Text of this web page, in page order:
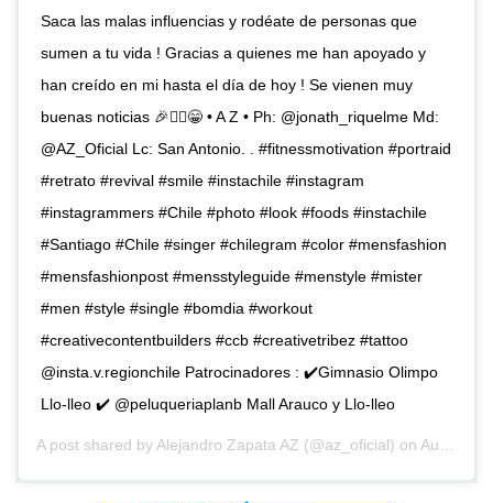
Saca las malas influencias y rodéate de personas que
sumen a tu vida ! Gracias a quienes me han apoyado y
han creído en mi hasta el día de hoy ! Se vienen muy
buenas noticias 🎉☝🏼😁 • A Z • Ph: @jonath_riquelme Md:
@AZ_Oficial Lc: San Antonio. . #fitnessmotivation #portraid
#retrato #revival #smile #instachile #instagram
#instagrammers #Chile #photo #look #foods #instachile
#Santiago #Chile #singer #chilegram #color #mensfashion
#mensfashionpost #mensstyleguide #menstyle #mister
#men #style #single #bomdia #workout
#creativecontentbuilders #ccb #creativetribez #tattoo
@insta.v.regionchile Patrocinadores : ✔️Gimnasio Olimpo
Llo-lleo ✔️ @peluqueriaplanb Mall Arauco y Llo-lleo
A post shared byAlejandro Zapata AZ (@az_oficial) on Aug 31, 2018 at 9:43am PDT